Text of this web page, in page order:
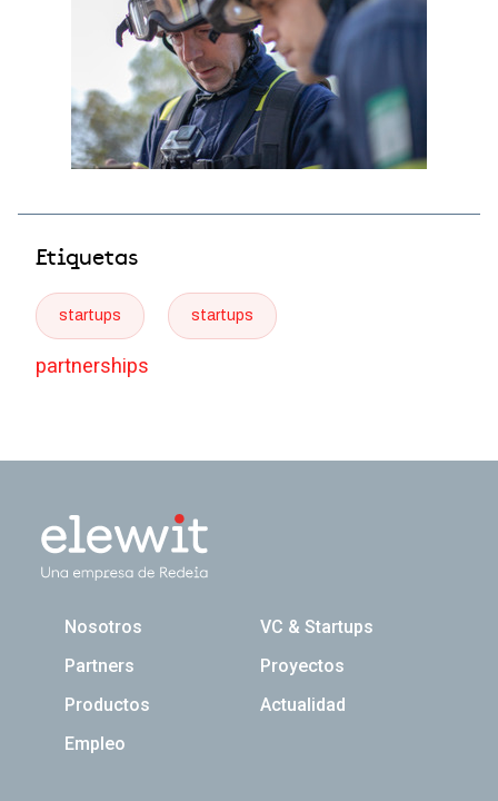
Etiquetas
startups startups
partnerships
Navegación principal
Nosotros
VC & Startups
Partners
Proyectos
Productos
Actualidad
Empleo